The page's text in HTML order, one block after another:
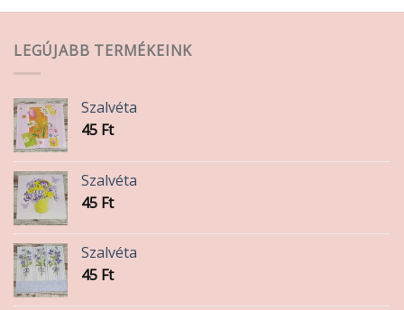
LEGÚJABB TERMÉKEINK
Szalvéta
45 Ft
Szalvéta
45 Ft
Szalvéta
45 Ft